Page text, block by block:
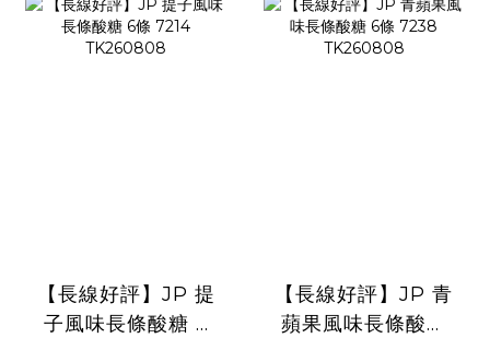
【長線好評】JP 提
子風味長條酸糖 6
【長線好評】JP 青
蘋果風味長條酸糖